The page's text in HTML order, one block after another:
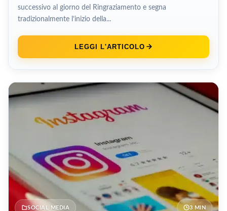
successivo al giorno del Ringraziamento e segna
tradizionalmente l’inizio della...
LEGGI L'ARTICOLO
SOCIAL MEDIA 3 MIN